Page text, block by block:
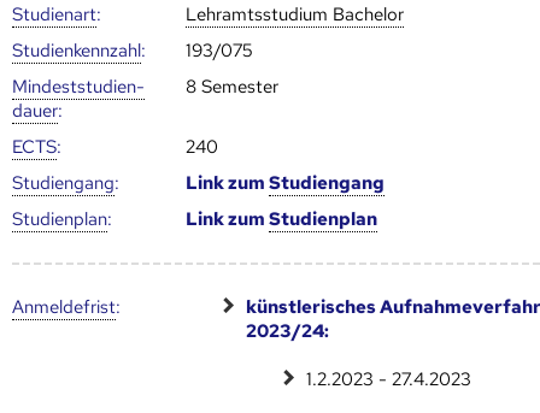
Studienart:
Lehramtsstudium Bachelor
Studien­kenn­zahl:
193/075
Mindest­studien­
dauer:
8 Semester
ECTS:
240
Studien­gang: Link zumStudien­gang
Studien­plan: Link zumStudien­plan
Anmelde­frist:
künstlerisches
2023/24:
1.2.2023 - 27.4.2023